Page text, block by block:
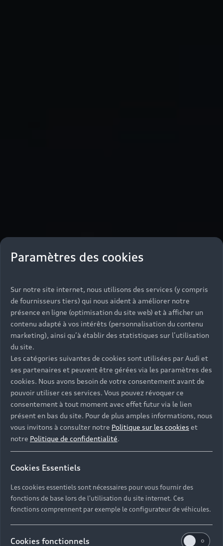
Paramètres des cookies
Sur notre site internet, nous utilisons des services (y compris
de fournisseurs tiers) qui nous aident à améliorer notre
présence en ligne (optimisation du site web) et à afficher un
contenu adapté à vos intérêts (personnalisation du contenu
marketing), ainsi qu’à établir des statistiques sur l’utilisation
du site.
Les catégories suivantes de cookies sont utilisées par Audi et
ses partenaires et peuvent être gérées via les paramètres des
cookies. Nous avons besoin de votre consentement avant de
pouvoir utiliser ces services. Vous pouvez révoquer ce
consentement à tout moment avec effet futur via le lien
présent en bas du site. Pour de plus amples informations, nous
vous invitons à consulter notre Politique sur les cookies et
notre Politique de confidentialité.
Cookies Essentiels
Les cookies essentiels sont nécessaires pour vous fournir des
fonctions de base lors de l'utilisation du site internet. Ces
fonctions comprennent par exemple le configurateur de véhicules.
Cookies fonctionnels